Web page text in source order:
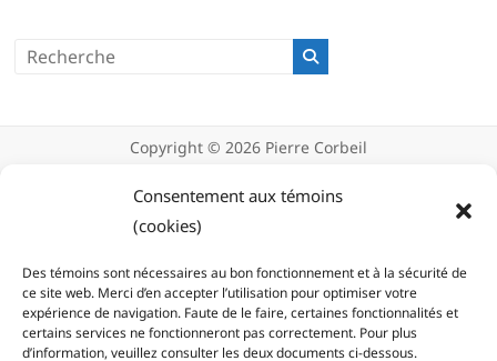
Consentement aux témoins
(cookies)
Des témoins sont nécessaires au bon fonctionnement et à la sécurité de
ce site web. Merci d’en accepter l’utilisation pour optimiser votre
expérience de navigation. Faute de le faire, certaines fonctionnalités et
certains services ne fonctionneront pas correctement. Pour plus
d’information, veuillez consulter les deux documents ci-dessous.
Copyright © 2026 Pierre Corbeil
(cookies)